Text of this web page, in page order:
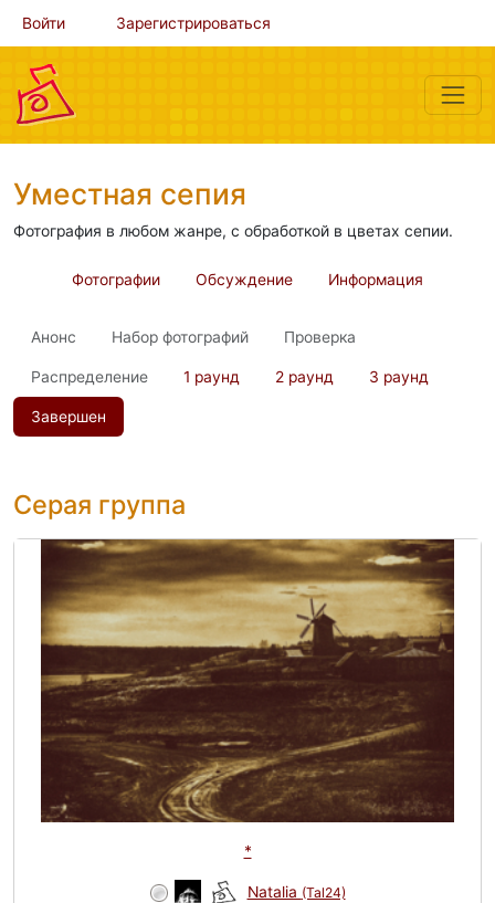
Войти Зарегистрироваться
Уместная сепия
Фотография в любом жанре, с обработкой в цветах сепии.
Фотографии Обсуждение Информация
Анонс Набор фотографий Проверка
Распределение 1 раунд 2 раунд 3 раунд
Завершен
Серая группа
*
Natalia (Tal24)